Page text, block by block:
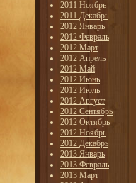
2011 Ноябрь
2011 Декабрь
2012 Январь
2012 Февраль
2012 Март
2012 Апрель
2012 Май
2012 Июнь
2012 Июль
2012 Август
2012 Сентябрь
2012 Октябрь
2012 Ноябрь
2012 Декабрь
2013 Январь
2013 Февраль
2013 Март